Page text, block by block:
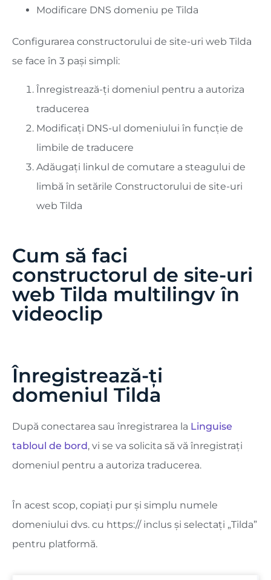
Modificare DNS domeniu pe Tilda
Configurarea constructorului de site-uri web Tilda
se face în 3 pași simpli:
Înregistrează-ți domeniul pentru a autoriza
traducerea
Modificați DNS-ul domeniului în funcție de
limbile de traducere
Adăugați linkul de comutare a steagului de
limbă în setările Constructorului de site-uri
web Tilda
Cum să faci
constructorul de site-uri
web Tilda multilingv în
videoclip
Înregistrează-ți
domeniul Tilda
După conectarea sau înregistrarea la Linguise
tabloul de bord, vi se va solicita să vă înregistrați
domeniul pentru a autoriza traducerea.
În acest scop, copiați pur și simplu numele
domeniului dvs. cu https:// inclus și selectați „Tilda”
pentru platformă.